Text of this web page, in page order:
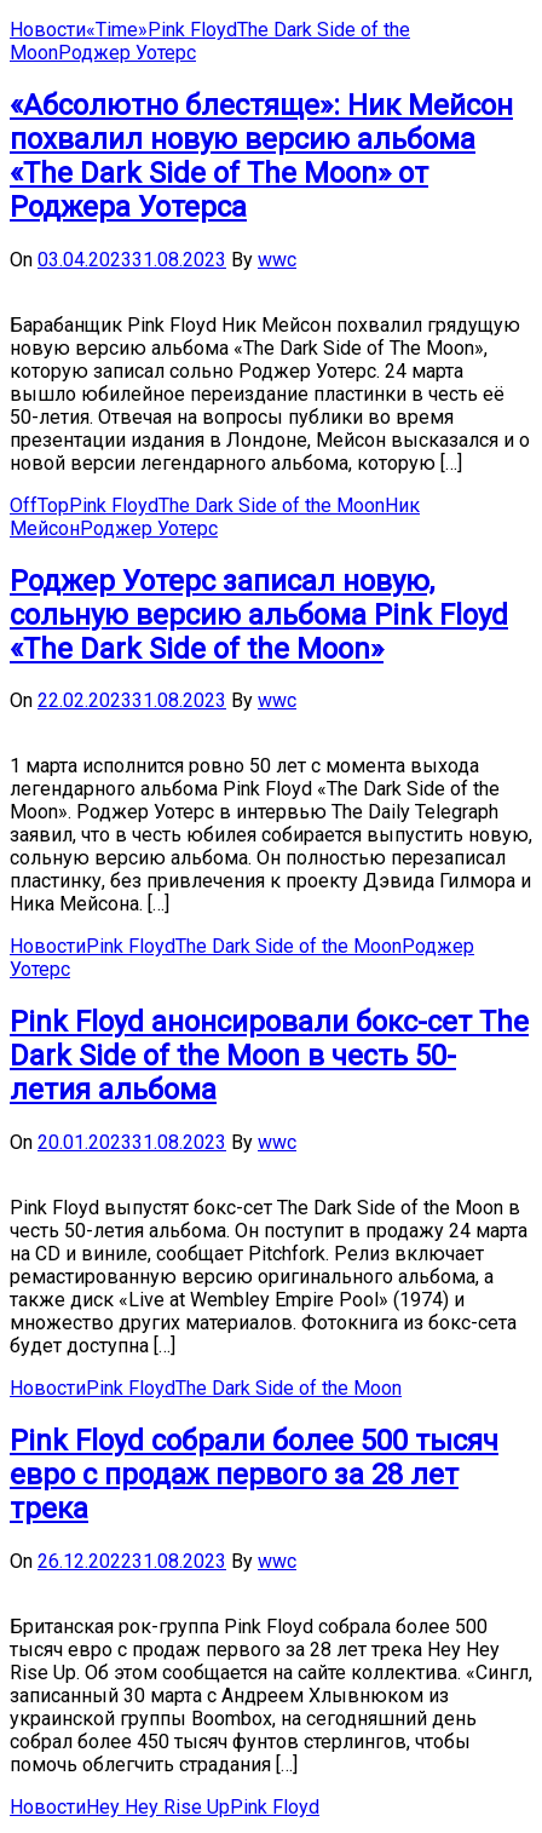
Новости«Time»Pink FloydThe Dark Side of the
MoonРоджер Уотерс
«Абсолютно блестяще»: Ник Мейсон
похвалил новую версию альбома
«The Dark Side of The Moon» от
Роджера Уотерса
On 03.04.202331.08.2023 By wwc
Барабанщик Pink Floyd Ник Мейсон похвалил грядущую
новую версию альбома «The Dark Side of The Moon»,
которую записал сольно Роджер Уотерс. 24 марта
вышло юбилейное переиздание пластинки в честь её
50-летия. Отвечая на вопросы публики во время
презентации издания в Лондоне, Мейсон высказался и о
новой версии легендарного альбома, которую […]
OffTopPink FloydThe Dark Side of the MoonНик
МейсонРоджер Уотерс
Роджер Уотерс записал новую,
сольную версию альбома Pink Floyd
«The Dark Side of the Moon»
On 22.02.202331.08.2023 By wwc
1 марта исполнится ровно 50 лет с момента выхода
легендарного альбома Pink Floyd «The Dark Side of the
Moon». Роджер Уотерс в интервью The Daily Telegraph
заявил, что в честь юбилея собирается выпустить новую,
сольную версию альбома. Он полностью перезаписал
пластинку, без привлечения к проекту Дэвида Гилмора и
Ника Мейсона. […]
НовостиPink FloydThe Dark Side of the MoonРоджер
Уотерс
Pink Floyd анонсировали бокс-сет The
Dark Side of the Moon в честь 50-
летия альбома
On 20.01.202331.08.2023 By wwc
Pink Floyd выпустят бокс-сет The Dark Side of the Moon в
честь 50-летия альбома. Он поступит в продажу 24 марта
на CD и виниле, сообщает Pitchfork. Релиз включает
ремастированную версию оригинального альбома, а
также диск «Live at Wembley Empire Pool» (1974) и
множество других материалов. Фотокнига из бокс-сета
будет доступна […]
НовостиPink FloydThe Dark Side of the Moon
Pink Floyd собрали более 500 тысяч
евро с продаж первого за 28 лет
трека
On 26.12.202231.08.2023 By wwc
Британская рок-группа Pink Floyd собрала более 500
тысяч евро с продаж первого за 28 лет трека Hey Hey
Rise Up. Об этом сообщается на сайте коллектива. «Сингл,
записанный 30 марта с Андреем Хлывнюком из
украинской группы Boombox, на сегодняшний день
собрал более 450 тысяч фунтов стерлингов, чтобы
помочь облегчить страдания […]
НовостиHey Hey Rise UpPink Floyd